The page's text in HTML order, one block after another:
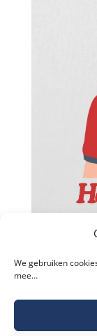
We gebruiken
mee…